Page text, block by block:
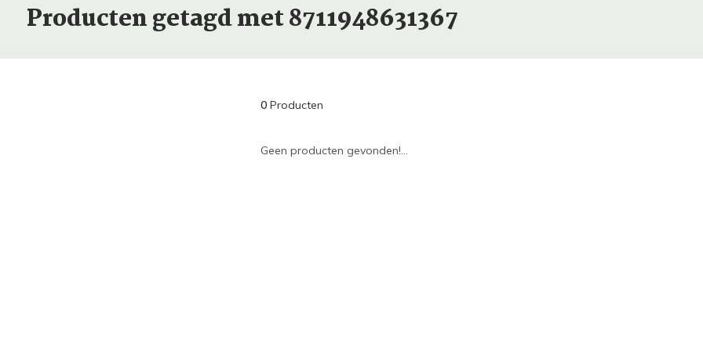
Producten getagd met 8711948631367
0Producten
Geen producten gevonden!...